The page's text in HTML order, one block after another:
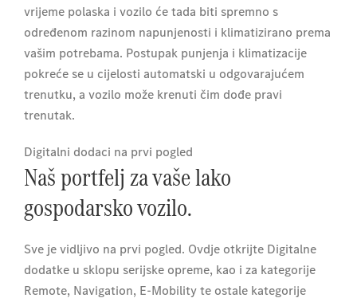
vrijeme polaska i vozilo će tada biti spremno s
određenom razinom napunjenosti i klimatizirano prema
vašim potrebama. Postupak punjenja i klimatizacije
pokreće se u cijelosti automatski u odgovarajućem
trenutku, a vozilo može krenuti čim dođe pravi
trenutak.
Digitalni dodaci na prvi pogled
Naš portfelj za vaše lako
gospodarsko vozilo.
Sve je vidljivo na prvi pogled. Ovdje otkrijte Digitalne
dodatke u sklopu serijske opreme, kao i za kategorije
Remote, Navigation, E-Mobility te ostale kategorije